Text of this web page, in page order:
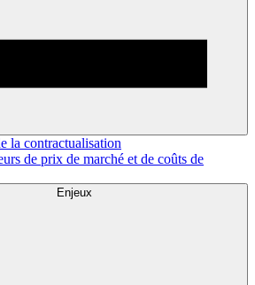
la contractualisation
de prix de marché et de coûts de
Enjeux